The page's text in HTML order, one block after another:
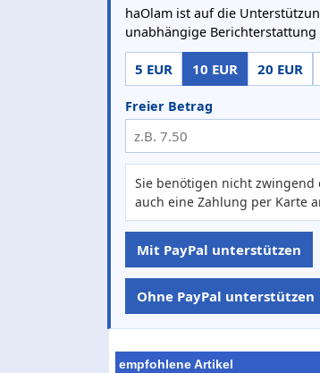
haOlam ist auf die
unabhängige
5 EUR 10 EUR 20 EUR
Freier Betrag
Sie benötigen nicht zwingend
auch eine Zahlung per Karte
Mit PayPal unterstützen
Ohne PayPal unterstützen
empfohlene Artikel